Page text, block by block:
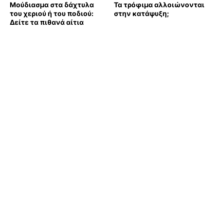
Μούδιασμα στα δάχτυλα
του χεριού ή του ποδιού:
Δείτε τα πιθανά αίτια
Τα τρόφιμα αλλοιώνονται
στην κατάψυξη;